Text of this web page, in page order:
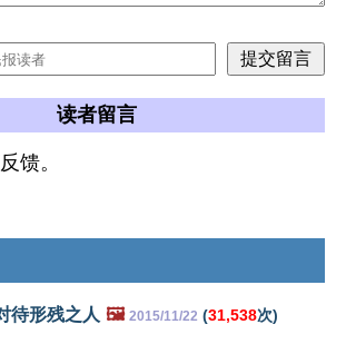
读者留言
馈。
待形残之人 🖼️ 2015/11/22 (31,538次)